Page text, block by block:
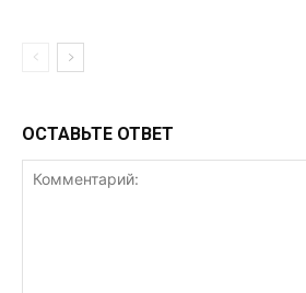
ОСТАВЬТЕ ОТВЕТ